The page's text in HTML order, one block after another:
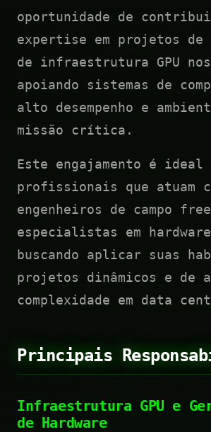
oportunidade de
expertise em projetos de
de infraestrutura GPU nos
apoiando sistemas de
alto desempenho e
missão crítica.
Este engajamento é ideal
profissionais que atuam
engenheiros de campo
especialistas em
buscando aplicar suas
projetos dinâmicos e de
complexidade em data
Principais
Infraestrutura GPU e
de Hardware